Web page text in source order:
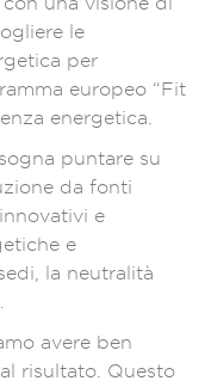
le
per
europeo “Fit
energetica.
puntare su
da fonti
e
e
la neutralità
avere ben
risultato. Questo